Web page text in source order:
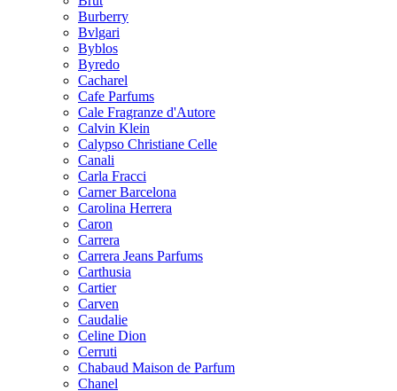
Burberry
Bvlgari
Byblos
Byredo
Cacharel
Cafe Parfums
Cale Fragranze d'Autore
Calvin Klein
Calypso Christiane Celle
Canali
Carla Fracci
Carner Barcelona
Carolina Herrera
Caron
Carrera
Carrera Jeans Parfums
Carthusia
Cartier
Carven
Caudalie
Celine Dion
Cerruti
Chabaud Maison de Parfum
Chanel